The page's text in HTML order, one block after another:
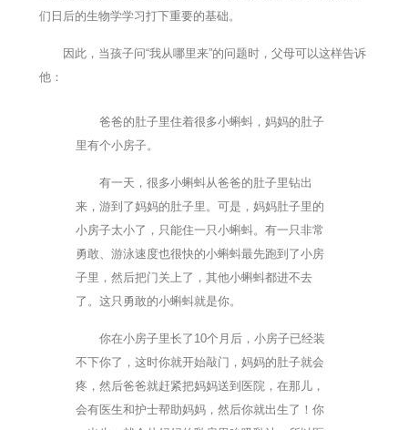
们日后的生物学学习打下重要的基础。
因此，当孩子问“我从哪里来”的问题时，父母可以这样告诉
他：
爸爸的肚子里住着很多小蝌蚪，妈妈的肚子
里有个小房子。
有一天，很多小蝌蚪从爸爸的肚子里钻出
来，游到了妈妈的肚子里。可是，妈妈肚子里的
小房子太小了，只能住一只小蝌蚪。有一只非常
勇敢、游泳速度也很快的小蝌蚪最先跑到了小房
子里，然后把门关上了，其他小蝌蚪都进不去
了。这只勇敢的小蝌蚪就是你。
你在小房子里长了10个月后，小房子已经装
不下你了，这时你就开始敲门，妈妈的肚子就会
疼，然后爸爸就赶紧把妈妈送到医院，在那儿，
会有医生和护士帮助妈妈，然后你就出生了！你